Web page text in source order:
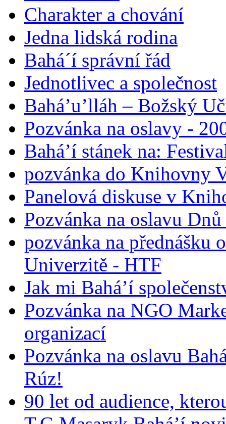
Charakter a chování
Jedna lidská rodina
Bahá´í správní řád
Jednotlivec a společnost
Bahá’u’lláh – Božský
Pozvánka na oslavy -
Bahá’í stánek na:
pozvánka do Knihovny
Panelová diskuse v
Pozvánka na oslavu
pozvánka na přednášku
Univerzitě - HTF
Jak mi Bahá’í
Pozvánka na NGO
organizací
Pozvánka na oslavu
Rúz!
90 let od audience,